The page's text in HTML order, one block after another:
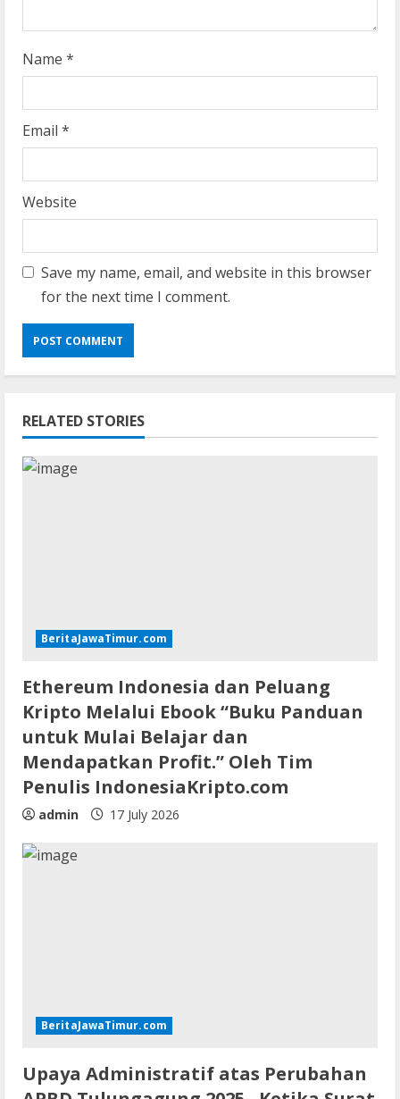
g
Name *
Email *
Website
Save my name, email, and website in this browser
for the next time I comment.
RELATED STORIES
BeritaJawaTimur.com
Ethereum Indonesia dan Peluang
Kripto Melalui Ebook “Buku Panduan
untuk Mulai Belajar dan
Mendapatkan Profit.” Oleh Tim
Penulis IndonesiaKripto.com
admin 17 July 2026
BeritaJawaTimur.com
Upaya Administratif atas Perubahan